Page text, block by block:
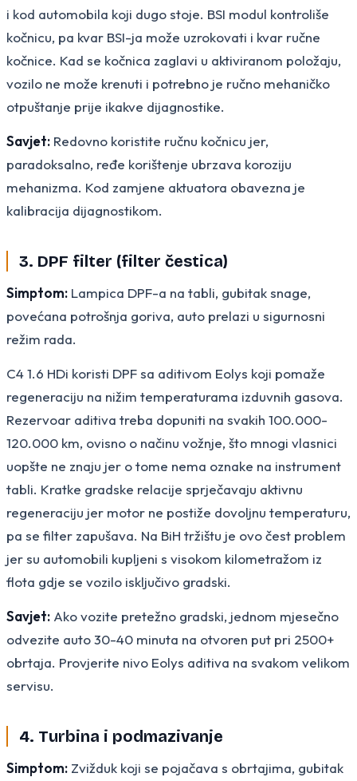
i kod automobila koji dugo stoje. BSI modul kontroliše
kočnicu, pa kvar BSI-ja može uzrokovati i kvar ručne
kočnice. Kad se kočnica zaglavi u aktiviranom položaju,
vozilo ne može krenuti i potrebno je ručno mehaničko
otpuštanje prije ikakve dijagnostike.
Savjet: Redovno koristite ručnu kočnicu jer,
paradoksalno, ređe korištenje ubrzava koroziju
mehanizma. Kod zamjene aktuatora obavezna je
kalibracija dijagnostikom.
3. DPF filter (filter čestica)
Simptom: Lampica DPF-a na tabli, gubitak snage,
povećana potrošnja goriva, auto prelazi u sigurnosni
režim rada.
C4 1.6 HDi koristi DPF sa aditivom Eolys koji pomaže
regeneraciju na nižim temperaturama izduvnih gasova.
Rezervoar aditiva treba dopuniti na svakih 100.000-
120.000 km, ovisno o načinu vožnje, što mnogi vlasnici
uopšte ne znaju jer o tome nema oznake na instrument
tabli. Kratke gradske relacije sprječavaju aktivnu
regeneraciju jer motor ne postiže dovoljnu temperaturu,
pa se filter zapušava. Na BiH tržištu je ovo čest problem
jer su automobili kupljeni s visokom kilometražom iz
flota gdje se vozilo isključivo gradski.
Savjet: Ako vozite pretežno gradski, jednom mjesečno
odvezite auto 30-40 minuta na otvoren put pri 2500+
obrtaja. Provjerite nivo Eolys aditiva na svakom velikom
servisu.
4. Turbina i podmazivanje
Simptom: Zvižduk koji se pojačava s obrtajima, gubitak